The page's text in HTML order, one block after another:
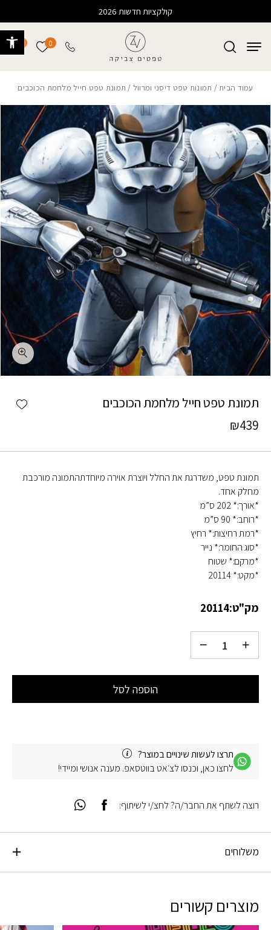
קולקציות חדשות 2026
0 הרשימה
עמוד הבית/ תמונות טפט דיסני ומרוול / תמונת טפט חייל מלחמת הכוכבים
תמונת טפט חייל מלחמת הכוכבים
₪439
תמונת טפט, משדרגת את החלל ויוצרת אוירה מיוחדתהתמונה מורכבת
מחלק אחד.
*אורך:* 202 ס”מ
*רוחב:* 90 ס”מ
*רמת רחיצות:* רחיץ
*סוג החומר:* נייר
*מרקם:* שטוח
*מקט:* 20114
מק"ט:20114
הוספה לסל
תרצו לעשות שינויים במוצר?
לחצו כאן, וכנסו לצ׳אט בווטסאפ. מענה אנושי ומיידי!
משלוחים
רוצה לשתף את החבר/ה? לחצ/י לשיתוף:
מוצרים קשורים